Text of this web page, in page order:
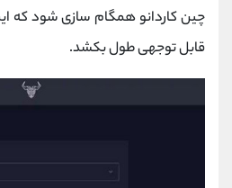
‌چین کاردانو همگام ‌سازی شود که
قابل توجهی طول بکشد.